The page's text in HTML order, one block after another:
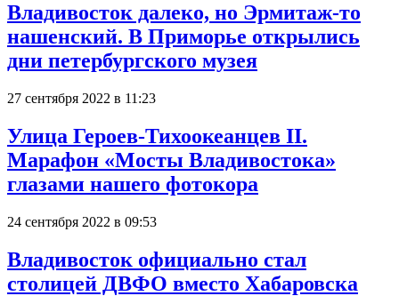
Владивосток далеко, но Эрмитаж-то
нашенский. В Приморье открылись
дни петербургского музея
27 сентября 2022 в 11:23
Улица Героев-Тихоокеанцев II.
Марафон «Мосты Владивостока»
глазами нашего фотокора
24 сентября 2022 в 09:53
Владивосток официально стал
столицей ДВФО вместо Хабаровска